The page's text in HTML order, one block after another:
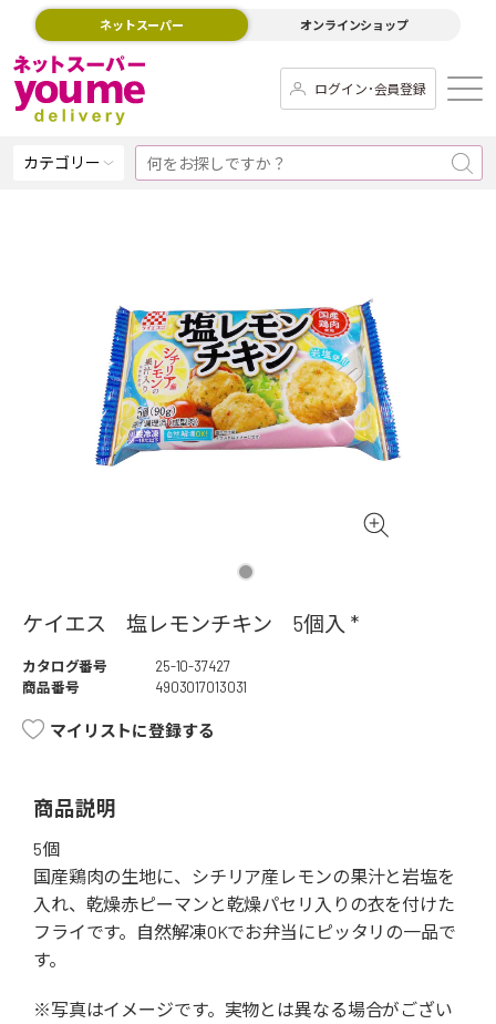
ネットスーパー オンラインショップ
ログイン･会員登録
カテゴリー
ケイエス 塩レモンチキン 5個入 *
カタログ番号
25-10-37427
商品番号
4903017013031
マイリストに登録する
商品説明
5個
国産鶏肉の生地に、シチリア産レモンの果汁と岩塩を
入れ、乾燥赤ピーマンと乾燥パセリ入りの衣を付けた
フライです。自然解凍OKでお弁当にピッタリの一品で
す。
※写真はイメージです。実物とは異なる場合がござい